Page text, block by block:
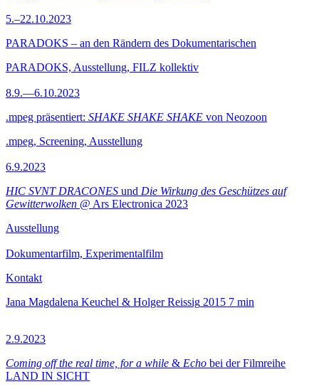
5.–22.10.2023
PARADOKS – an den Rändern des Dokumentarischen
PARADOKS, Ausstellung, FILZ kollektiv
8.9.—6.10.2023
.mpeg präsentiert: SHAKE SHAKE SHAKE von Neozoon
.mpeg, Screening, Ausstellung
6.9.2023
HIC SVNT DRACONES und Die Wirkung des Geschützes auf
Gewitterwolken @ Ars Electronica 2023
Ausstellung
Dokumentarfilm, Experimentalfilm
Kontakt
Jana Magdalena Keuchel & Holger Reissig 2015 7 min
2.9.2023
Coming off the real time, for a while & Echo bei der Filmreihe
LAND IN SICHT